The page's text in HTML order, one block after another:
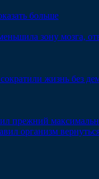
больше
зону мозга,
жизнь без
прежний
организм